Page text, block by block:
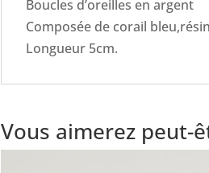
Boucles d’oreilles en argent
Composée de corail
Longueur 5cm.
Vous aimerez peut-